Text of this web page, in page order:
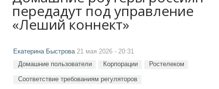
передадут под управление
«Леший коннект»
Екатерина Быстрова21 мая 2026 - 20:31
Домашние пользователи Корпорации Ростелеком
Соответствие требованиям регуляторов